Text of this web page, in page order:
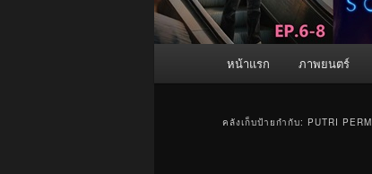
หน้าแรก ภาพยนตร์
คลังเก็บป้ายกำกับ: PUTRI